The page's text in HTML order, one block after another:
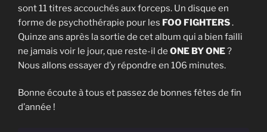
sont 11 titres accouchés aux forceps. Un disque en
forme de psychothérapie pour les FOO FIGHTERS.
Quinze ans après la sortie de cet album qui a bien failli
ne jamais voir le jour, que reste-il de ONE BY ONE?
Nous allons essayer d’y répondre en 106 minutes.
Bonne écoute à tous et passez de bonnes fêtes de fin
d’année !